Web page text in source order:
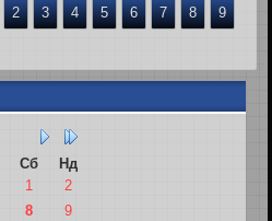
2 3 4 5 6 7 8 9
Сб
Нд
1
2
8
9